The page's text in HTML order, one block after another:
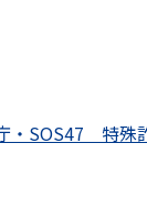
・SOS47 特殊